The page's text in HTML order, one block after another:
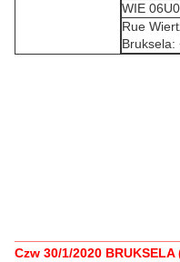
WIE
Rue
Czw 30/1/2020 BRUKSELA